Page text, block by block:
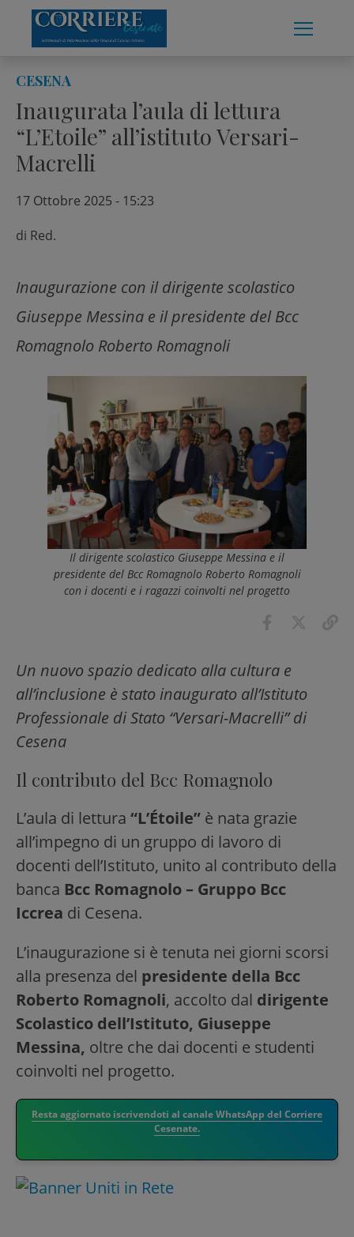
content
CESENA
Inaugurata l’aula di lettura
“L’Etoile” all’istituto Versari-
Macrelli
17 Ottobre 2025 - 15:23
di Red.
Inaugurazione con il dirigente scolastico
Giuseppe Messina e il presidente del Bcc
Romagnolo Roberto Romagnoli
Il dirigente scolastico Giuseppe Messina e il
presidente del Bcc Romagnolo Roberto Romagnoli
con i docenti e i ragazzi coinvolti nel progetto
Un nuovo spazio dedicato alla cultura e
all’inclusione è stato inaugurato all’Istituto
Professionale di Stato “Versari-Macrelli” di
Cesena
Il contributo del Bcc Romagnolo
L’aula di lettura “L’Étoile” è nata grazie
all’impegno di un gruppo di lavoro di
docenti dell’Istituto, unito al contributo della
banca Bcc Romagnolo – Gruppo Bcc
Iccrea di Cesena.
L’inaugurazione si è tenuta nei giorni scorsi
alla presenza del presidente della Bcc
Roberto Romagnoli, accolto dal dirigente
Scolastico dell’Istituto, Giuseppe
Messina, oltre che dai docenti e studenti
coinvolti nel progetto.
Resta aggiornato iscrivendoti al canale WhatsApp del Corriere
Cesenate.